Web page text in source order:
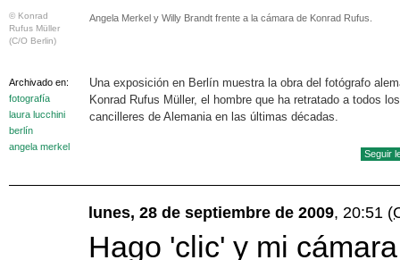
© Konrad
Rufus Müller
(C/O Berlin)
Angela Merkel y Willy Brandt frente a la cámara de Konrad Rufus.
Archivado en:
fotografía
laura lucchini
berlín
angela merkel
Una exposición en Berlín muestra la obra del fotógrafo
Konrad Rufus Müller, el hombre que ha retratado a todos los
cancilleres de Alemania en las últimas décadas.
Seguir
lunes, 28 de septiembre de 2009, 20:51
Hago 'clic' y mi